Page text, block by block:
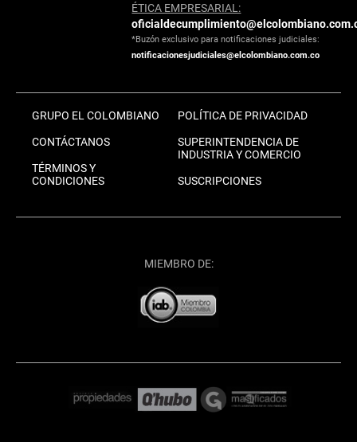
ÉTICA EMPRESARIAL:
*Buzón exclusivo para notificaciones judiciales:
notificacionesjudiciales@elcolombiano.com.co
GRUPO EL COLOMBIANO
CONTÁCTANOS
TÉRMINOS Y
CONDICIONES
POLÍTICA DE PRIVACIDAD
SUPERINTENDENCIA DE
INDUSTRIA Y COMERCIO
SUSCRIPCIONES
MIEMBRO DE: